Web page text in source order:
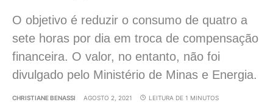
O objetivo é reduzir o consumo de quatro a
sete horas por dia em troca de compensação
financeira. O valor, no entanto, não foi
divulgado pelo Ministério de Minas e Energia.
CHRISTIANE BENASSI AGOSTO 2, 2021 LEITURA DE 1 MINUTOS